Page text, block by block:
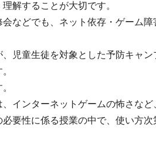
解することが大切です。
などでも、ネット依存・ゲーム
児童生徒を対象とした予防キャ
インターネットゲームの怖さな
要性に係る授業の中で、使い方